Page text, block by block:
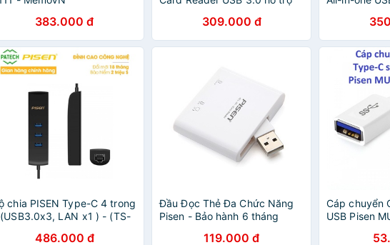
383.000 đ
cho máy tính giá rẻ
309.000 đ
chia PISEN Type-C 4 trong
LAN x1 ) - (TS-
486.000 đ
Đầu Đọc Thẻ Đa Chức Năng
Pisen - Bảo hành 6 tháng
119.000 đ
Cáp chuyển
USB Pisen